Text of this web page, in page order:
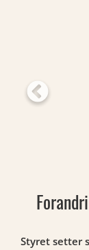
Styret setter